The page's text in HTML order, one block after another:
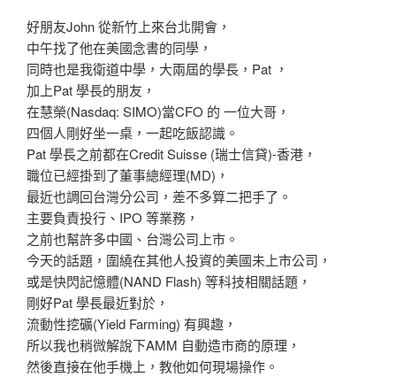
好朋友John 從新竹上來台北開會，
中午找了他在美國念書的同學，
同時也是我衛道中學，大兩屆的學長，Pat ，
加上Pat 學長的朋友，
在慧榮(Nasdaq: SIMO)當CFO 的 一位大哥，
四個人剛好坐一桌，一起吃飯認識。
Pat 學長之前都在Credit Suisse (瑞士信貸)-香港，
職位已經掛到了董事總經理(MD)，
最近也調回台灣分公司，差不多算二把手了。
主要負責投行、IPO 等業務，
之前也幫許多中國、台灣公司上市。
今天的話題，圍繞在其他人投資的美國未上市公司，
或是快閃記憶體(NAND Flash) 等科技相關話題，
剛好Pat 學長最近對於，
流動性挖礦(Yield Farming) 有興趣，
所以我也稍微解說下AMM 自動造市商的原理，
然後直接在他手機上，教他如何現場操作。